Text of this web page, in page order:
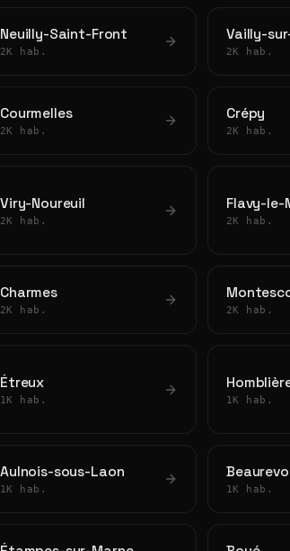
Neuilly-Saint-Front
2K hab.
Vailly-
2K hab.
Courmelles
2K hab.
Crépy
2K hab.
Viry-Noureuil
2K hab.
Flavy-le-
2K hab.
Charmes
2K hab. 2K hab.
Étreux
1K hab. 1K hab.
Aulnois-sous-Laon
1K hab. 1K hab.